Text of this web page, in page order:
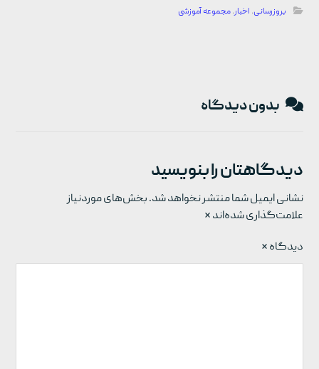
بروزرسانی, اخبار,مجموعه آموزشی
بدون دیدگاه
دیدگاهتان را بنویسید
نشانی ایمیل شما منتشر نخواهد شد.بخش‌های موردنیاز
علامت‌گذاری شده‌اند*
دیدگاه*